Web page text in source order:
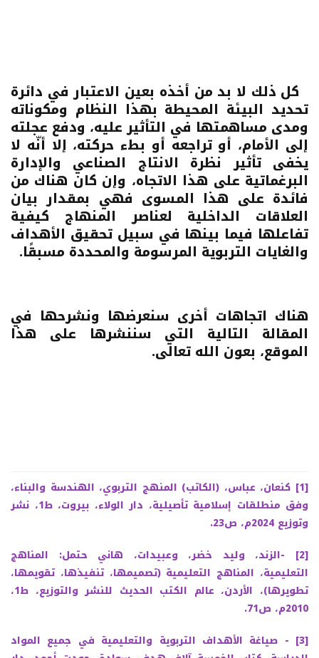
كل ذلك لا بد من أخذه بعين الاعتبار في دائرة
تحديد البيئة المحيطة بهذا النظام ومكوناته
ومدى مساهمتها في التأثير عليه، ودفع عجلته
إلى الأمام، أو تراجعه أو بطء حركته، إلا أنّه لا
يخفى تأثير نظرة الانتاج الصناعي والإدارة
البرغماتية على هذا الاتجاه، وإن كان هناك من
فائدة على هذا المسوى فهي بمقدار بيان
العلاقات الداخلية لعناصر المنهاج كيفية
تفاعلها فيما بينها في سبيل تحقيق الأهداف
والغايات التربوية المرسومة والمحددة مسبقًا.
هناك اتجاهات أخرى سنعرضها ونشرحها في
المقالة التالية التي سننشرها على هذا
الموقع، بعون الله تعالى.
[1]
كنعان، عباس، (الكاتب) المنهج التربوي، الهندسة والبناء،
وفق منطلقات إسلامية تأصيلية، دار الولاء، بيروت، ط1، نشر
وتوزيع 2024م، ص23.
[2]
-الزند، وليد خضر، وعبيدات، هاني حتمل: المناهج
التعليمية، المناهج التعليمية (تصميمها، تنفيذها، تقويمها،
تطويرها)، الأردن، عالم الكتب الحديث للنشر والتوزيع، ط1،
2010م، ص71.
[3]
- صياغة الأهداف التربوية والتعليمية في جميع المواد